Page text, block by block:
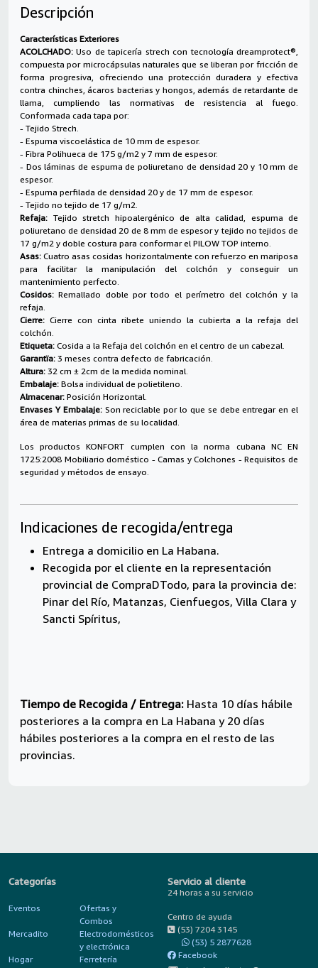
Descripción
Características Exteriores
ACOLCHADO: Uso de tapicería strech con tecnología dreamprotect®,
compuesta por microcápsulas naturales que se liberan por fricción de
forma progresiva, ofreciendo una protección duradera y efectiva
contra chinches, ácaros bacterias y hongos, además de retardante de
llama, cumpliendo las normativas de resistencia al fuego.
Conformada cada tapa por:
- Tejido Strech.
- Espuma viscoelástica de 10 mm de espesor.
- Fibra Polihueca de 175 g/m2 y 7 mm de espesor.
- Dos láminas de espuma de poliuretano de densidad 20 y 10 mm de
espesor.
- Espuma perfilada de densidad 20 y de 17 mm de espesor.
- Tejido no tejido de 17 g/m2.
Refaja: Tejido stretch hipoalergénico de alta calidad, espuma de
poliuretano de densidad 20 de 8 mm de espesor y tejido no tejidos de
17 g/m2 y doble costura para conformar el PILOW TOP interno.
Asas:Cuatro asas cosidas horizontalmente con refuerzo en mariposa
para facilitar la manipulación del colchón y conseguir un
mantenimiento perfecto.
Cosidos: Remallado doble por todo el perímetro del colchón y la
refaja.
Cierre: Cierre con cinta ribete uniendo la cubierta a la refaja del
colchón.
Etiqueta: Cosida a la Refaja del colchón en el centro de un cabezal.
Garantïa: 3 meses contra defecto de fabricación.
Altura: 32 cm ± 2cm de la medida nominal.
Embalaje: Bolsa individual de polietileno.
Almacenar: Posición Horizontal.
Envases Y Embalaje:Son reciclable por lo que se debe entregar en el
área de materias primas de su localidad.
Los productos KONFORT cumplen con la norma cubana NC EN
1725:2008 Mobiliario doméstico - Camas y Colchones - Requisitos de
seguridad y métodos de ensayo.
Indicaciones de recogida/entrega
Entrega a domicilio en La Habana.
Recogida por el cliente en la representación
provincial de CompraDTodo, para la provincia de:
Pinar del Río, Matanzas, Cienfuegos, Villa Clara y
Sancti Spíritus,
Tiempo de Recogida / Entrega: Hasta 10 días hábile
posteriores a la compra en La Habana y 20 días
hábiles posteriores a la compra en el resto de las
provincias.
Categorías
Eventos
Ofertas y
Combos
Mercadito
Electrodomésticos
y electrónica
Hogar
Ferretería
Servicio al cliente
24 horas a su servicio
Centro de ayuda
(53) 7204 3145
(53) 5 2877628
Facebook